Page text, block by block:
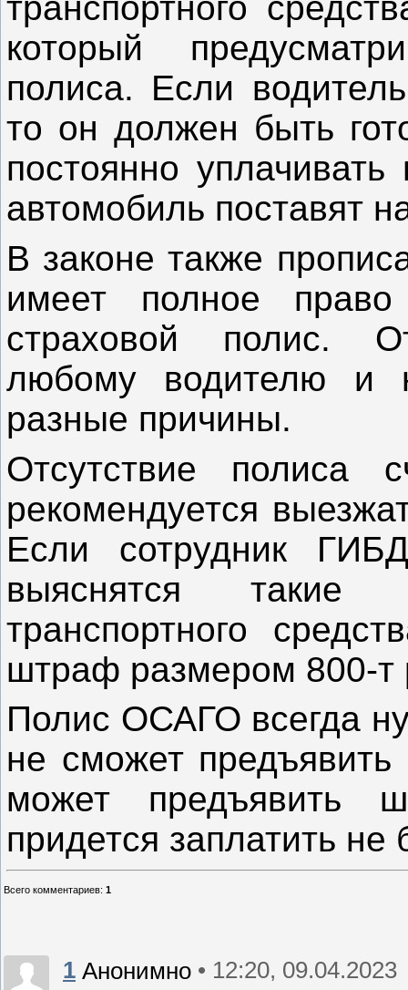
транспортного
который
полиса. Если
то он должен быть
постоянно
автомобиль поставят
В законе также
имеет полное
страховой полис.
любому водителю и
разные причины.
Отсутствие полиса
рекомендуется
Если сотрудник
выяснятся
транспортного
штраф размером 800-т
Полис ОСАГО всегда
не сможет предъявить
может предъявить
придется заплатить
Всего комментариев: 1
1 Анонимно • 12:20, 09.04.2023